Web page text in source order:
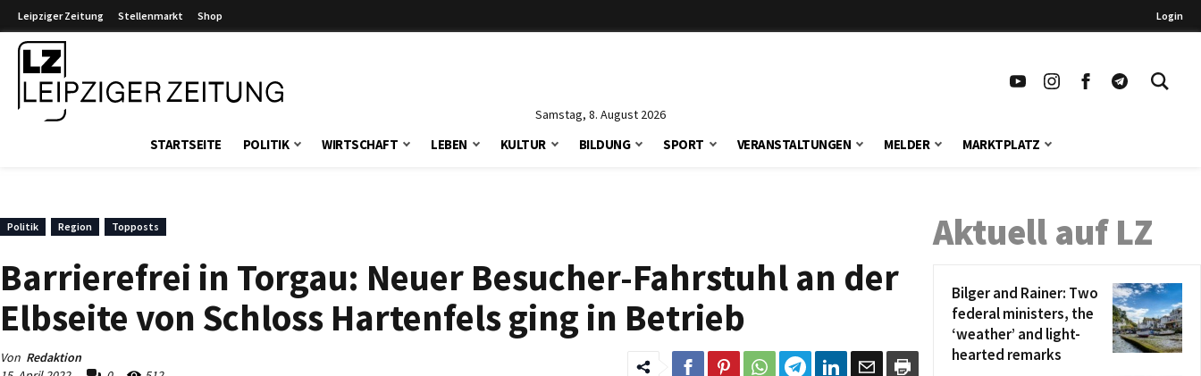
Leipziger Zeitung Stellenmarkt Shop Login
Samstag, 8. August 2026
STARTSEITE POLITIK WIRTSCHAFT LEBEN KULTUR BILDUNG SPORT VERANSTALTUNGEN MELDER MARKTPLATZ
Politik Region Topposts
Barrierefrei in Torgau: Neuer Besucher-Fahrstuhl an der
Elbseite von Schloss Hartenfels ging in Betrieb
Von Redaktion
Aktuell auf LZ
Bilger and Rainer: Two
federal ministers, the
‘weather’ and light-
hearted remarks